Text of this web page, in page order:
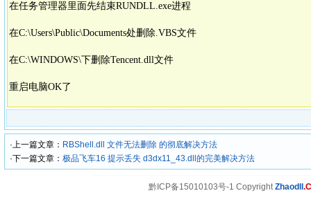
在任务管理器里面先结束RUNDLL.exe进程
在C:\Users\Public\Documents处删除.VBS文件
在C:\WINDOWS\下删除Tencent.dll文件
重启电脑OK了
·上一篇文章： RBShell.dll 文件无法删除 的彻底解决方法
·下一篇文章： 极品飞车16 提示丢失 d3dx11_43.dll的完美解决方法
黔ICP备15010103号-1 CopyrightZhaodll